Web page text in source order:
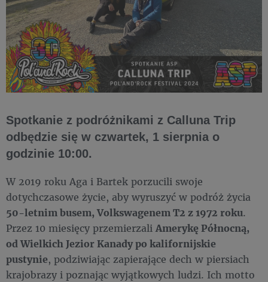
Spotkanie z podróżnikami z Calluna Trip
odbędzie się w czwartek, 1 sierpnia o
godzinie 10:00.
W 2019 roku Aga i Bartek porzucili swoje
dotychczasowe życie, aby wyruszyć w podróż życia
50-letnim busem, Volkswagenem T2 z 1972 roku.
Przez 10 miesięcy przemierzaliAmerykę Północną,
od Wielkich Jezior Kanady po kalifornijskie
pustynie, podziwiając zapierające dech w piersiach
krajobrazy i poznając wyjątkowych ludzi. Ich motto